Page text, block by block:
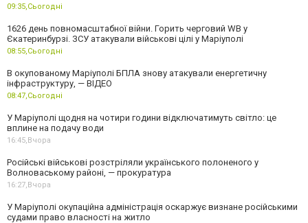
09:35,Сьогодні
1626 день повномасштабної війни. Горить черговий WB у
Єкатеринбурзі. ЗСУ атакували військові цілі у Маріуполі
08:55,Сьогодні
В окупованому Маріуполі БПЛА знову атакували енергетичну
інфраструктуру, — ВІДЕО
08:47,Сьогодні
У Маріуполі щодня на чотири години відключатимуть світло: це
вплине на подачу води
16:45,Вчора
Російські військові розстріляли українського полоненого у
Волноваському районі, — прокуратура
16:27,Вчора
У Маріуполі окупаційна адміністрація оскаржує визнане російськими
судами право власності на житло